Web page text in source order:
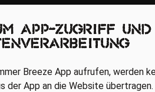
App-Zugriff
Breeze App aufrufen, werden
der App an die Website